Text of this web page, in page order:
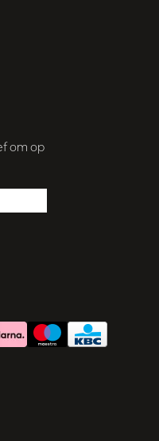
om op